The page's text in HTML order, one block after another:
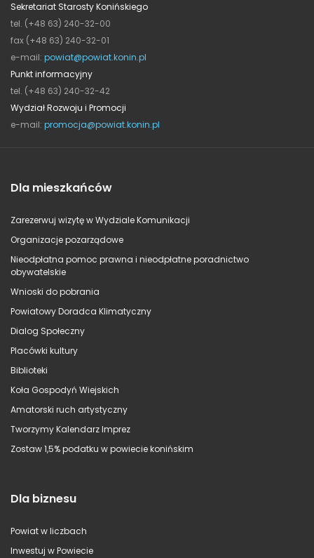
Sekretariat Starosty Konińskiego
tel. (+48 63) 240-32-00
fax (+48 63) 240-32-01
e-mail: powiat@powiat.konin.pl
Punkt informacyjny
tel. (+48 63) 240-32-42
Wydział Rozwoju i Promocji
e-mail: promocja@powiat.konin.pl
Dla mieszkańców
Zarezerwuj wizytę w Wydziale Komunikacji
Organizacje pozarządowe
Nieodpłatna pomoc prawna i nieodpłatne poradnictwo
obywatelskie
Wnioski do pobrania
Powiatowy Doradca Klimatyczny
Dialog Społeczny
Placówki kultury
Biblioteki
Koła Gospodyń Wiejskich
Amatorski ruch artystyczny
Tworzymy Kalendarz Imprez
Zostaw 1,5% podatku w powiecie konińskim
Dla biznesu
Powiat w liczbach
Inwestuj w Powiecie